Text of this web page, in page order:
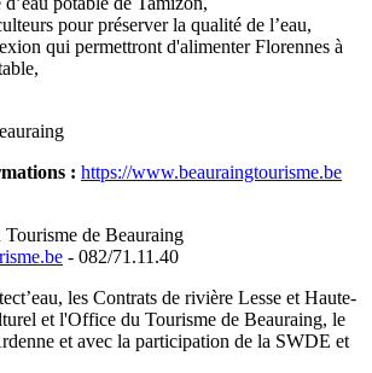
pour préserver la qualité de l’eau,
qui permettront d'alimenter Florennes à
: https://www.beauraingtourisme.be
de Beauraing
- 082/71.11.40
les Contrats de rivière Lesse et Haute-
et l'Office du Tourisme de Beauraing, le
et avec la participation de la SWDE et